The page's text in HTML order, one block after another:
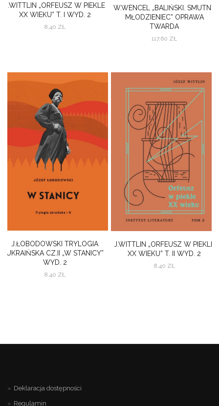
J.WITTLIN „ORFEUSZ W PIEKLE
XX WIEKU” T. I WYD. 2
8,40 ZŁ
W.WENCEL „BALIŃSKI. SMUTNY
MŁODZIENIEC” OPRAWA
TWARDA
117,60 ZŁ
J.ŁOBODOWSKI TRYLOGIA
UKRAIŃSKA CZ.II „W STANICY”
WYD. 2
8,40 ZŁ
J.WITTLIN „ORFEUSZ W PIEKLE
XX WIEKU” T. II WYD. 2
8,40 ZŁ
Deklaracja dostępności
Regulamin